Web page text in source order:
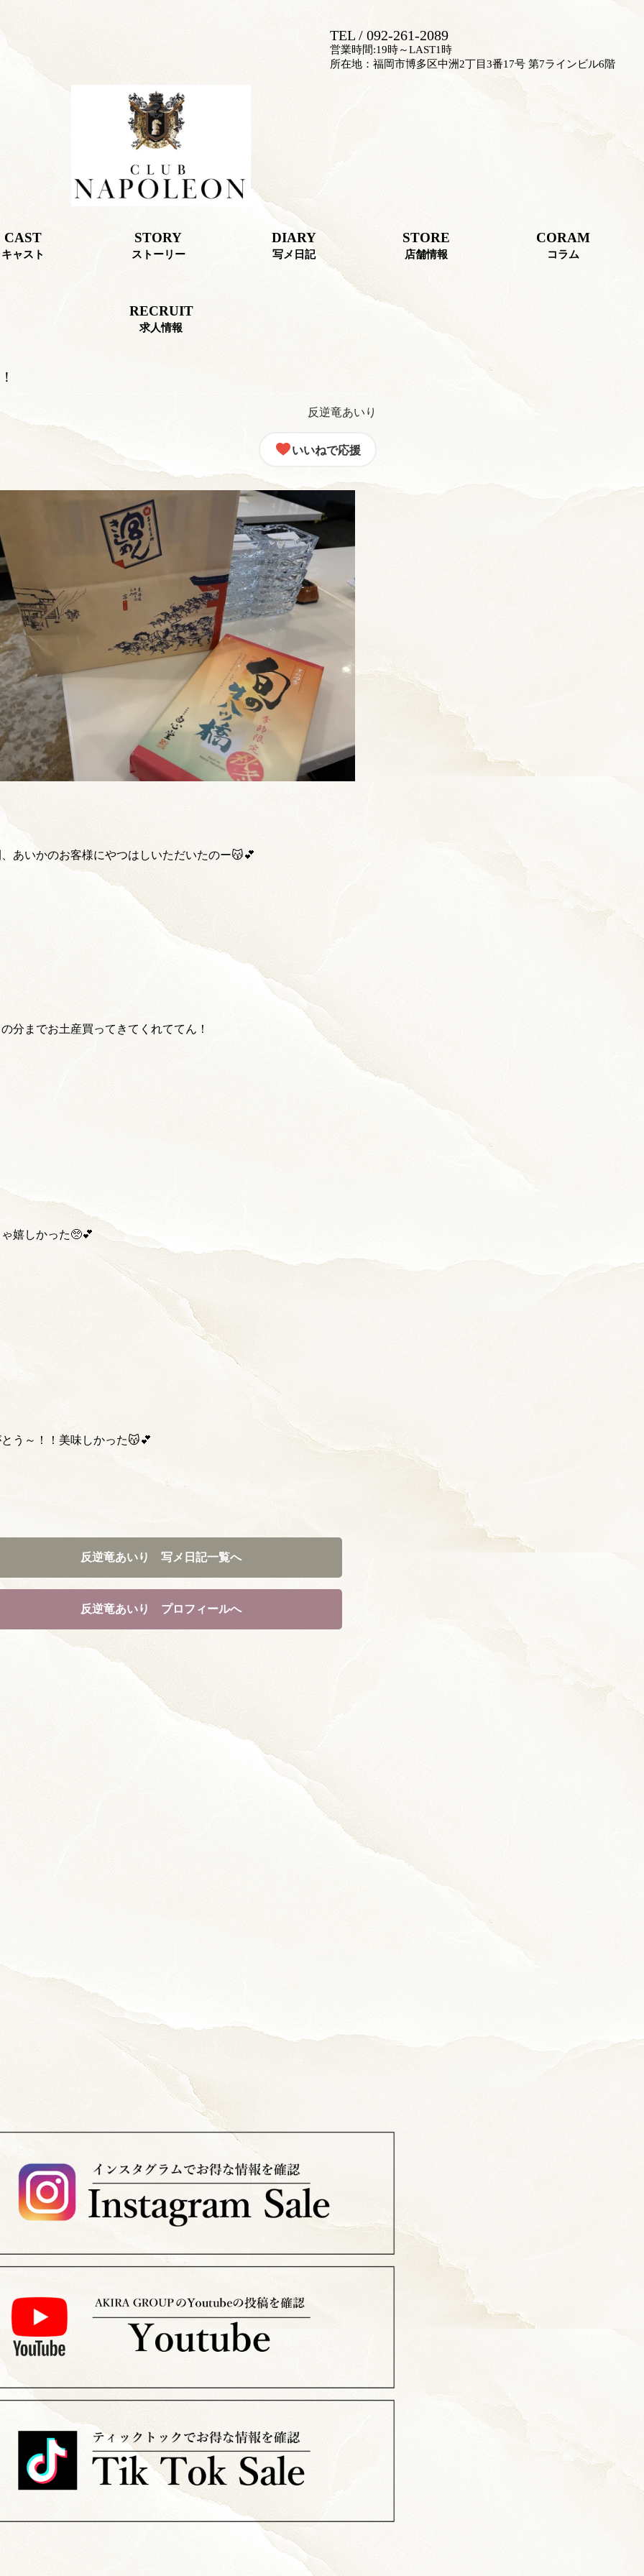
TEL / 092-261-2089
営業時間:19時～LAST1時
所在地：福岡市博多区中洲2丁目3番17号 第7ラインビル6階
CAST
キャスト
STORY
ストーリー
DIARY
写メ日記
STORE
店舗情報
CORAM
コラム
RECRUIT
求人情報
反逆竜あいり
いいねで応援
あいかのお客様にやつはしいただいたのー😽💕
分までお土産買ってきてくれててん！
嬉しかった🥺💕
う～！！美味しかった😽💕
反逆竜あいり 写メ日記一覧へ
反逆竜あいり プロフィールへ